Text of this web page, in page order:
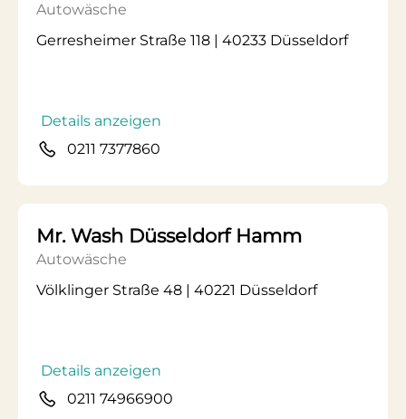
Autowäsche
Gerresheimer Straße 118 | 40233 Düsseldorf
Details anzeigen
0211 7377860
Mr. Wash Düsseldorf Hamm
Autowäsche
Völklinger Straße 48 | 40221 Düsseldorf
Details anzeigen
0211 74966900